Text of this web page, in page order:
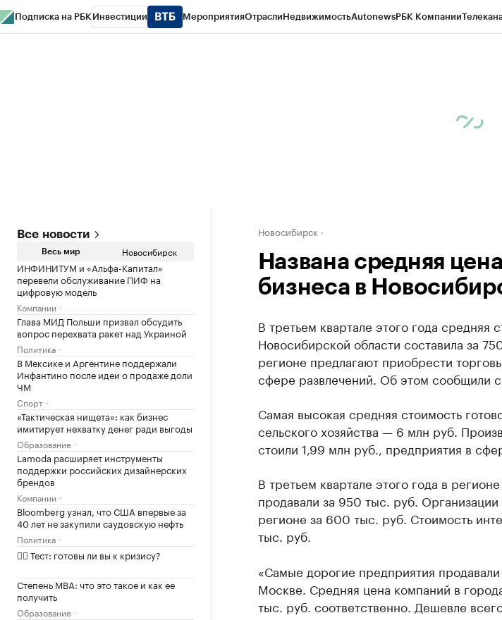
Подписка на РБК Инвестиции МероприятияОтраслиНедвижимостьAutonewsРБК Компании
Все новости
Весь мир Новосибирск
ИНФИНИТУМ и «Альфа-Капитал»
перевели обслуживание ПИФ на
цифровую модель
Компании
Глава МИД Польши призвал обсудить
вопрос перехвата ракет над Украиной
Политика
В Мексике и Аргентине поддержали
Инфантино после идеи о продаже доли
ЧМ
Спорт
«Тактическая нищета»: как бизнес
имитирует нехватку денег ради выгоды
Образование
Lamoda расширяет инструменты
поддержки российских дизайнерских
брендов
Компании
Bloomberg узнал, что США впервые за
40 лет не закупили саудовскую нефть
Политика
✍🏻 Тест: готовы ли вы к кризису?
Степень MBA: что это такое и как ее
получить
Образование
Новосибирск
Названа средняя
бизнеса в
В третьем квартале этого года средняя
Новосибирской области составила за
регионе предлагают приобрести
сфере развлечений. Об этом сообщили
Самая высокая средняя стоимость
сельского хозяйства — 6 млн руб.
стоили 1,99 млн руб., предприятия в
В третьем квартале этого года в
продавали за 950 тыс. руб.
регионе за 600 тыс. руб. Стоимость
тыс. руб.
«Самые дорогие предприятия
Москве. Средняя цена компаний в
тыс. руб. соответственно. Дешевле